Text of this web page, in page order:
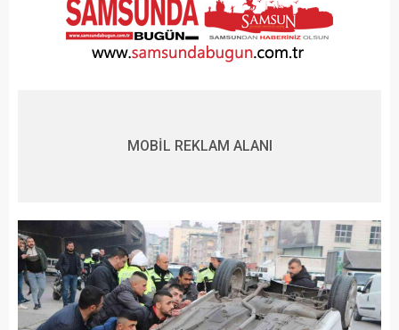
MOBİL REKLAM ALANI